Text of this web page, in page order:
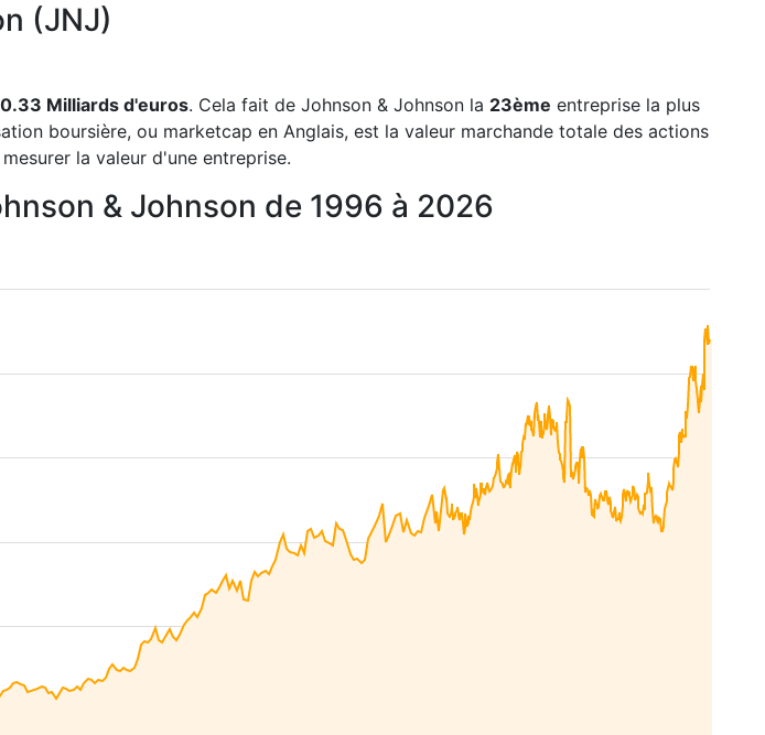
(JNJ)
Milliards d'euros. Cela fait de Johnson & Johnson la 23ème entreprise la plus
boursière, ou marketcap en Anglais, est la valeur marchande totale des actions
la valeur d'une entreprise.
& Johnson de 1996 à 2026